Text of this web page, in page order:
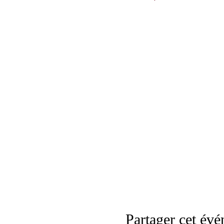
Partager cet